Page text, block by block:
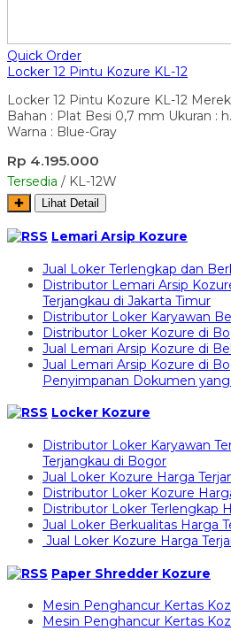
Quick Order
Locker 12 Pintu Kozure KL-12
Locker 12 Pintu Kozure KL-12
Bahan : Plat Besi 0,7 mm Ukuran :
Warna : Blue-Gray
Rp 4.195.000
Tersedia / KL-12W
✚ Lihat Detail
Lemari Arsip Kozure
Jual Loker Terlengkap dan
Distributor Lemari Arsip
Terjangkau di Jakarta Timur
Distributor Loker Karyawan
Distributor Loker Kozure di
Jual Lemari Arsip Kozure di
Jual Lemari Arsip Kozure di
Penyimpanan Dokumen
Locker Kozure
Distributor Loker Karyawan
Terjangkau di Bogor
Jual Loker Kozure Harga
Distributor Loker Kozure
Distributor Loker Terlengkap
Jual Loker Berkualitas Harga
Jual Loker Kozure Harga
Paper Shredder Kozure
Mesin Penghancur Kertas
Mesin Penghancur Kertas